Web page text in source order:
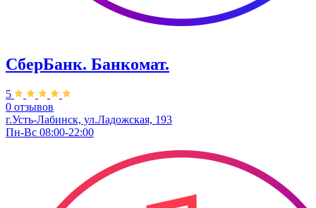
СберБанк. Банкомат.
5
0 отзывов
г.Усть-Лабинск, ул.​​Ладожская, 193
Пн-Вс 08:00-22:00